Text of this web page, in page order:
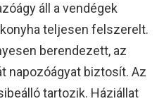
áll a vendégek
teljesen felszerelt.
berendezett, az
napozóágyat biztosít. Az
tartozik. Háziállat